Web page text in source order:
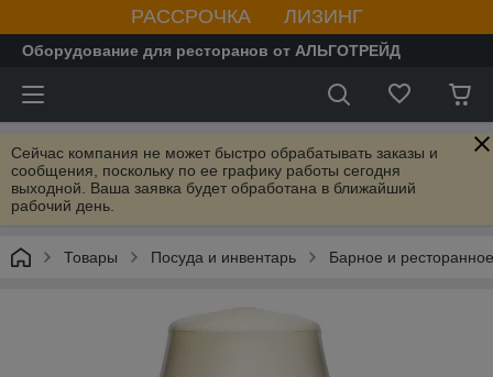
РАССРОЧКА ЛИЗИНГ
Оборудование для ресторанов от АЛЬГОТРЕЙД
Сейчас компания не может быстро обрабатывать заказы и
сообщения, поскольку по ее графику работы сегодня
выходной. Ваша заявка будет обработана в ближайший
рабочий день.
Товары Посуда и инвентарь Барное и